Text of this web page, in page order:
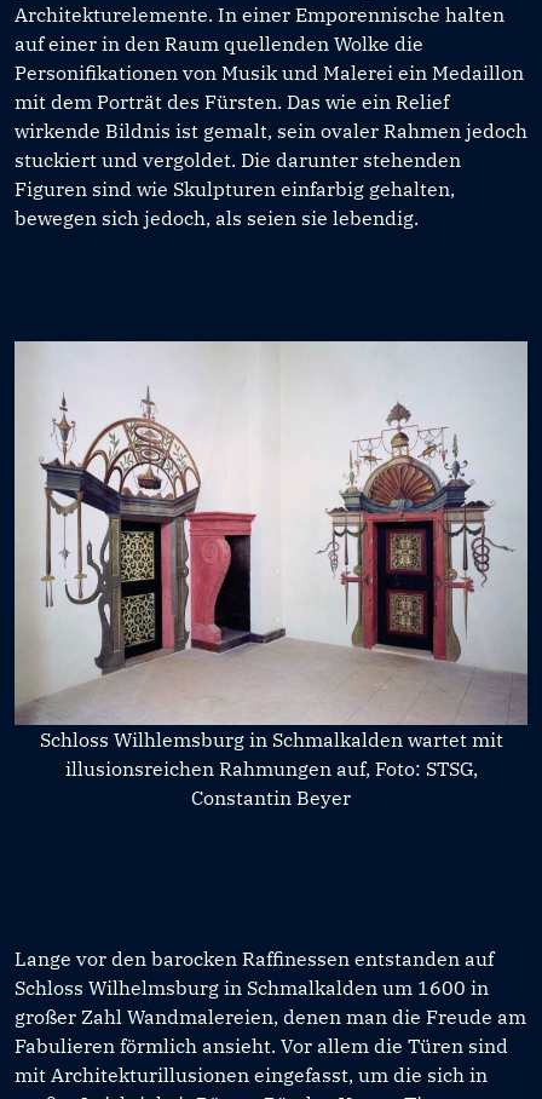
Architekturelemente. In einer Emporennische halten
auf einer in den Raum quellenden Wolke die
Personifikationen von Musik und Malerei ein Medaillon
mit dem Porträt des Fürsten. Das wie ein Relief
wirkende Bildnis ist gemalt, sein ovaler Rahmen jedoch
stuckiert und vergoldet. Die darunter stehenden
Figuren sind wie Skulpturen einfarbig gehalten,
bewegen sich jedoch, als seien sie lebendig.
Schloss Wilhlemsburg in Schmalkalden wartet mit
illusionsreichen Rahmungen auf, Foto: STSG,
Constantin Beyer
Lange vor den barocken Raffinessen entstanden auf
Schloss Wilhelmsburg in Schmalkalden um 1600 in
großer Zahl Wandmalereien, denen man die Freude am
Fabulieren förmlich ansieht. Vor allem die Türen sind
mit Architekturillusionen eingefasst, um die sich in